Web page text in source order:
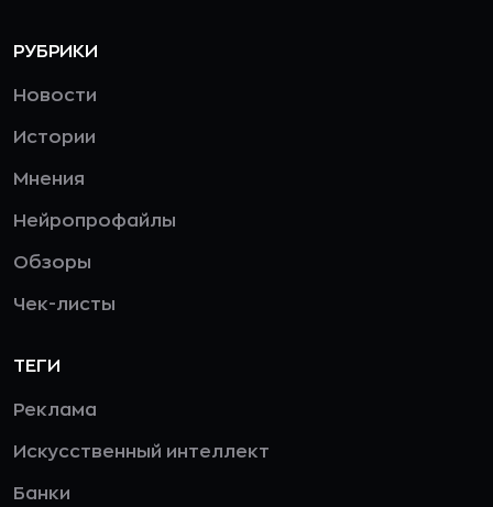
РУБРИКИ
Новости
Истории
Мнения
Нейропрофайлы
Обзоры
Чек-листы
ТЕГИ
Реклама
Искусственный интеллект
Банки